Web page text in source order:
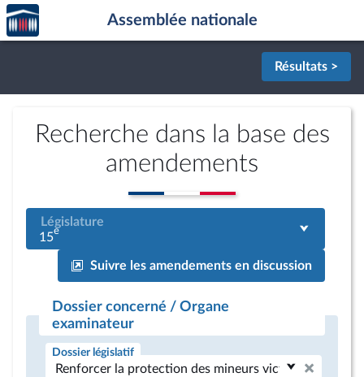
Aller au contenu
Aller en bas de la page
Accèder
à la
page
Assemblée nationale
Résultats >
Recherche dans la base des
amendements
Législature
15e
Suivre les amendements en discussion
Dossier concerné / Organe
examinateur
Dossier législatif